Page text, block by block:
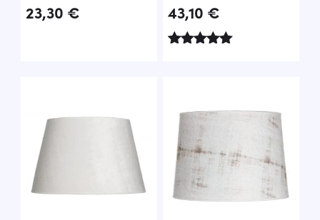
23,30 € 43,10 €